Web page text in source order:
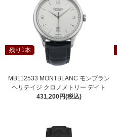
残り1本
MB112533 MONTBLANC モンブラン
ヘリテイジ クロノメトリー デイト
431,200円(税込)